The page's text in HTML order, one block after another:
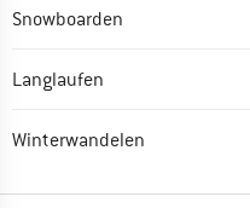
Snowboarden
Langlaufen
Winterwandelen